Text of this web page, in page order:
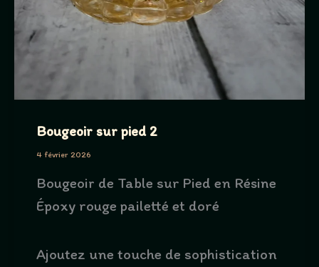
Bougeoir sur pied 2
4 février 2026
Bougeoir de Table sur Pied en Résine
Époxy rouge pailetté et doré
Ajoutez une touche de sophistication